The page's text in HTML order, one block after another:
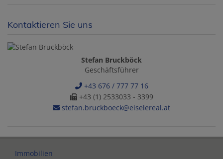
Kontaktieren Sie uns
Stefan Bruckböck
Geschäftsführer
+43 676 / 777 77 16
+43 (1) 2533033 - 3399
stefan.bruckboeck@eiselereal.at
Immobilien